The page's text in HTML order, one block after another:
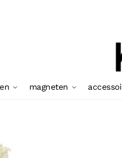
magneten